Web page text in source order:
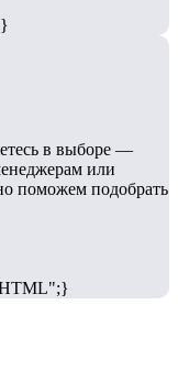
в выборе —
или
поможем подобрать